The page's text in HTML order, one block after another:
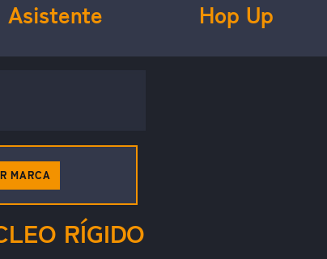
Asistente Hop Up
RÍGIDO
MARCA